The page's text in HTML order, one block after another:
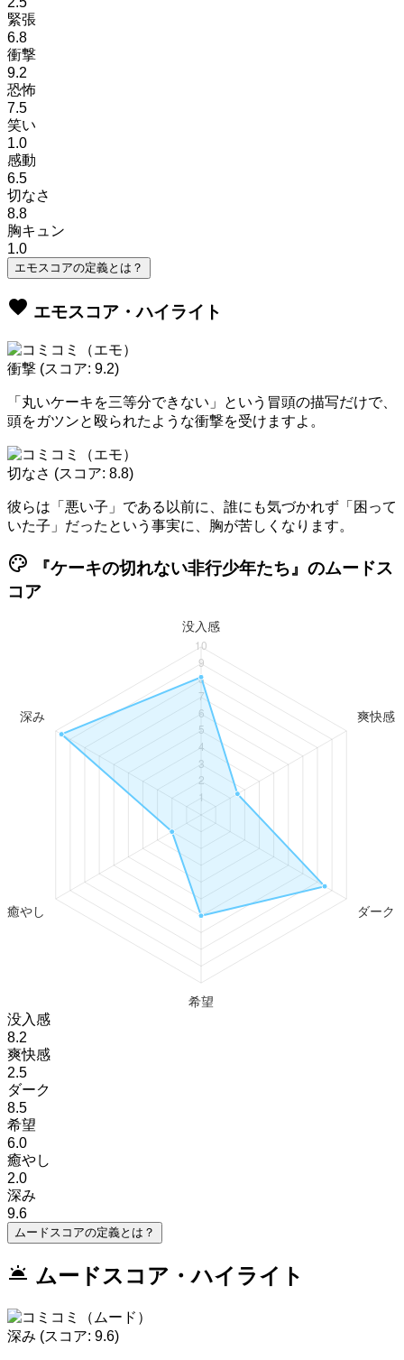
緊張
6.8
衝撃
9.2
恐怖
7.5
笑い
1.0
感動
6.5
切なさ
8.8
胸キュン
1.0
エモスコアの定義とは？
favorite エモスコア・ハイライト
衝撃 (スコア: 9.2)
「丸いケーキを三等分できない」という冒頭の描写だけで、
頭をガツンと殴られたような衝撃を受けますよ。
切なさ (スコア: 8.8)
彼らは「悪い子」である以前に、誰にも気づかれず「困って
いた子」だったという事実に、胸が苦しくなります。
palette 『ケーキの切れない非行少年たち』のムードス
コア
没入感
8.2
爽快感
2.5
ダーク
8.5
希望
6.0
癒やし
2.0
深み
9.6
ムードスコアの定義とは？
wb_twilight ムードスコア・ハイライト
深み (スコア: 9.6)